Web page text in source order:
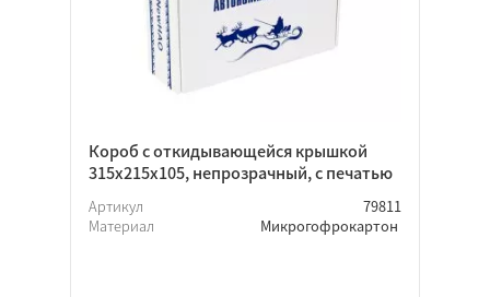
Короб с откидывающейся крышкой
315х215х105, непрозрачный, с печатью
Артикул
79811
Материал
Микрогофрокартон